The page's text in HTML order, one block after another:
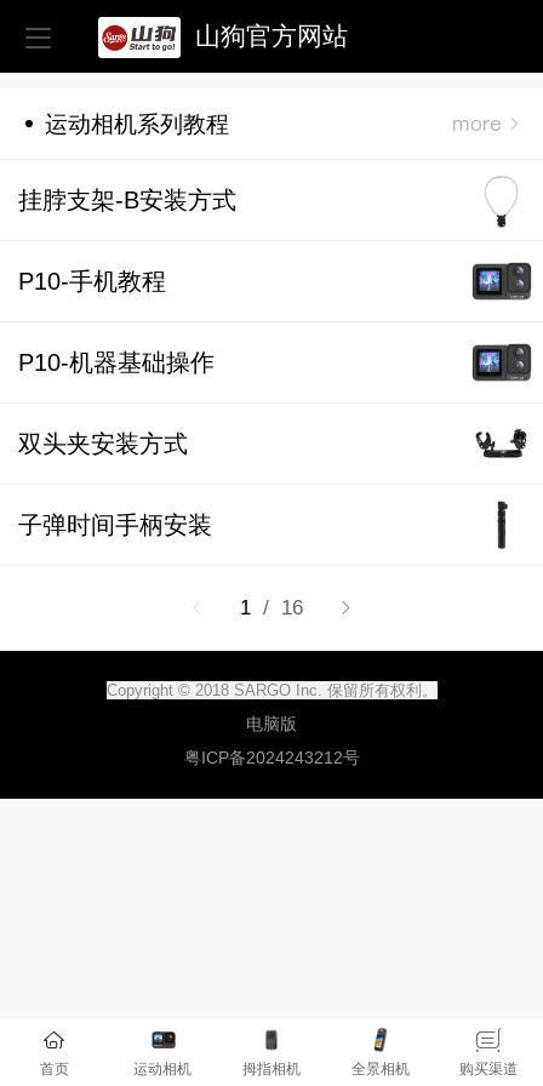
山狗官方网站
运动相机系列教程
挂脖支架-B安装方式
P10-手机教程
P10-机器基础操作
双头夹安装方式
子弹时间手柄安装
1 / 16
Copyright © 2018 SARGO Inc. 保留所有权利。
电脑版
粤ICP备2024243212号
首页 运动相机 拇指相机 全景相机 购买渠道